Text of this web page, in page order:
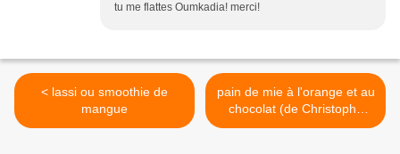
tu me flattes Oumkadia! merci!
< lassi ou smoothie de
mangue
pain de mie à l'orange et au
chocolat (de Christophe
Felder) >